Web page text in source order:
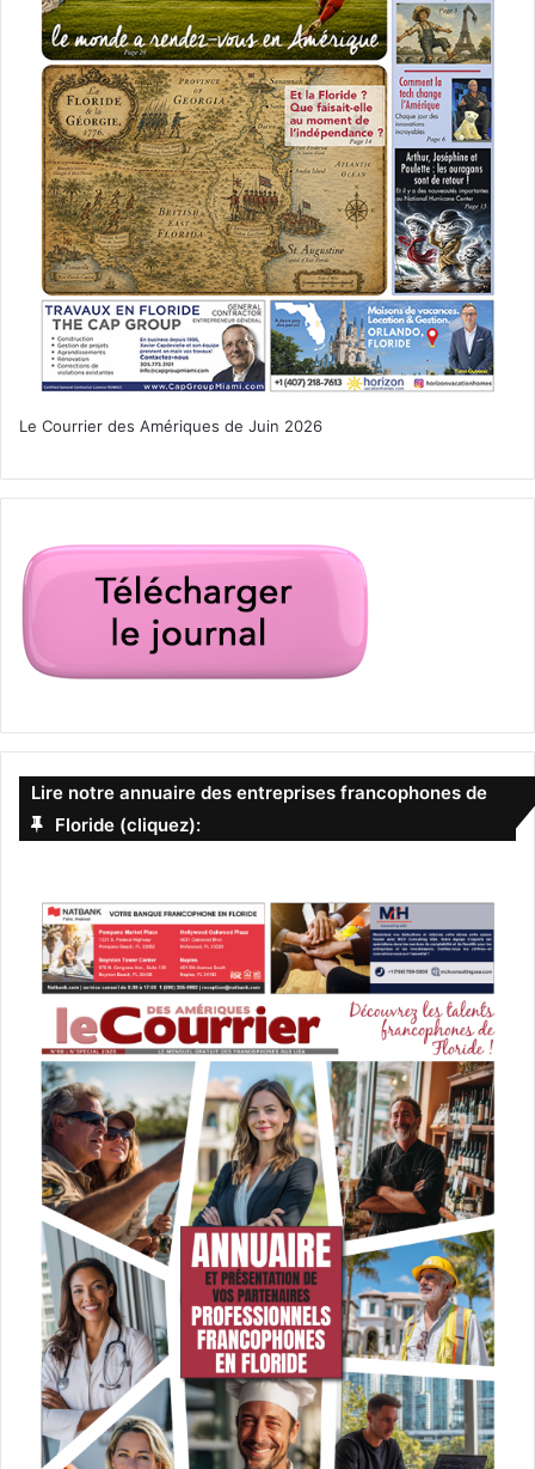
Le Courrier des Amériques de Juin 2026
Lire notre annuaire des entreprises francophones de
Floride (cliquez):